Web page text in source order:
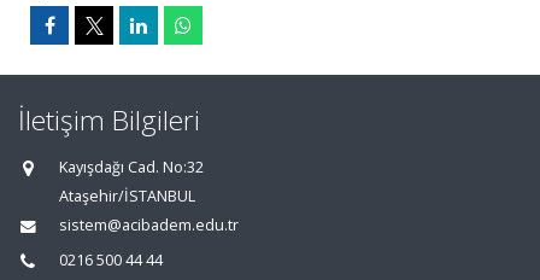
İletişim Bilgileri
Kayışdağı Cad. No:32
Ataşehir/İSTANBUL
sistem@acibadem.edu.tr
0216 500 44 44